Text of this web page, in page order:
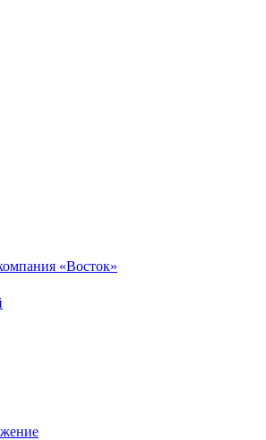
«Восток»